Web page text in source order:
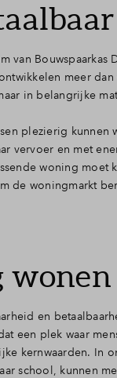
Bouwspaarkas
meer
in belangrijke
plezierig
vervoer en met
woning
de woningmarkt
wonen
en
een plek waar
kernwaarden. In
school, kunnen